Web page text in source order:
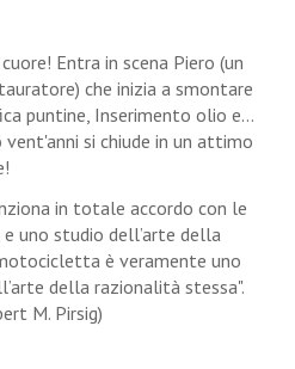
Entra in scena Piero (un
che inizia a smontare
puntine, Inserimento olio e...
si chiude in un attimo
in totale accordo con le
uno studio dell’arte della
è veramente uno
della razionalità stessa".
M. Pirsig)